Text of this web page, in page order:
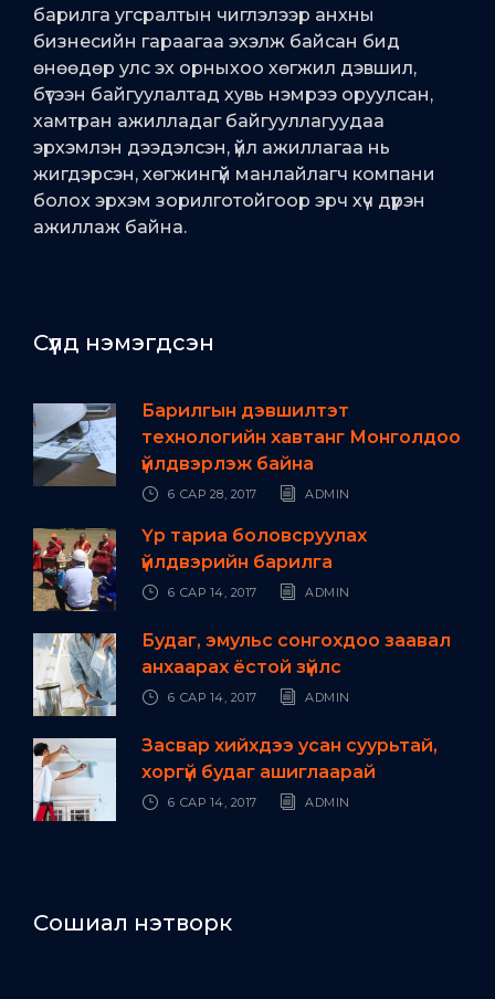
барилга угсралтын чиглэлээр анхны
бизнесийн гараагаа эхэлж байсан бид
өнөөдөр улс эх орныхоо хөгжил дэвшил,
бүтээн байгуулалтад хувь нэмрээ оруулсан,
хамтран ажилладаг байгууллагуудаа
эрхэмлэн дээдэлсэн, үйл ажиллагаа нь
жигдэрсэн, хөгжингүй манлайлагч компани
болох эрхэм зорилготойгоор эрч хүч дүүрэн
ажиллаж байна.
Сүүлд нэмэгдсэн
Барилгын дэвшилтэт
технологийн хавтанг Монголдоо
үйлдвэрлэж байна
6 САР 28, 2017 ADMIN
Үр тариа боловсруулах
үйлдвэрийн барилга
6 САР 14, 2017 ADMIN
Будаг, эмульс сонгохдоо заавал
анхаарах ёстой зүйлс
6 САР 14, 2017 ADMIN
Засвар хийхдээ усан суурьтай,
хоргүй будаг ашиглаарай
6 САР 14, 2017 ADMIN
Сошиал нэтворк